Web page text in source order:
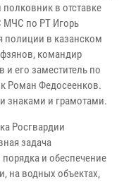
полковник в отставке
МЧС по РТ Игорь
полиции в казанском
командир
его заместитель по
Роман Федосеенков.
знаками и грамотами.
Росгвардии
задача
и обеспечение
на водных объектах,